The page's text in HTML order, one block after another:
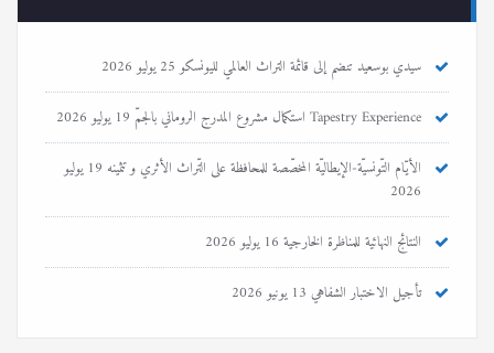
سيدي بوسعيد تنضم إلى قائمة التراث العالمي لليونسكو25 يوليو 2026
Tapestry Experience استكمال مشروع المدرج الروماني بالجمّ
19 يوليو 2026
الأيّام التّونسيّة-الإيطاليّة المخصّصة للمحافظة على التّراث الأثري و تثمينه
19 يوليو
2026
النتائج النهائية للمناظرة الخارجية16 يوليو 2026
تأجيل الاختبار الشفاهي13 يونيو 2026